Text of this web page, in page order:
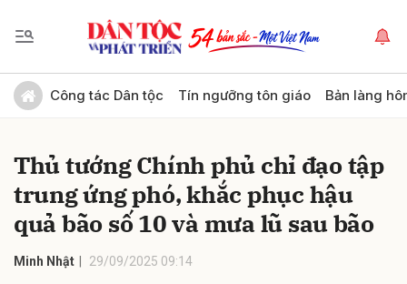
Công tác Dân tộc Tín ngưỡng tôn giáo Bản làng
Thủ tướng Chính phủ chỉ đạo tập
trung ứng phó, khắc phục hậu
quả bão số 10 và mưa lũ sau bão
Minh Nhật 29/09/2025 09:14
Gửi bình luận